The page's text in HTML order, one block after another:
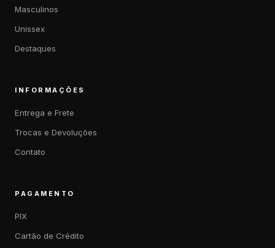
Masculinos
Unissex
Destaques
INFORMAÇÕES
Entrega e Frete
Trocas e Devoluções
Contato
PAGAMENTO
PIX
Cartão de Crédito